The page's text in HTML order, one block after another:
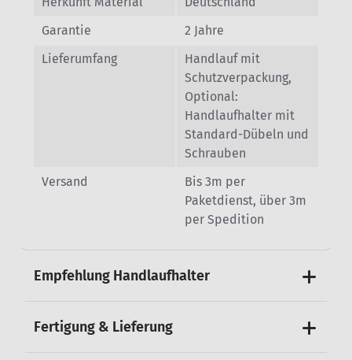
Garantie
2 Jahre
Lieferumfang
Handlauf mit
Schutzverpackung,
Optional:
Handlaufhalter mit
Standard-Dübeln und
Schrauben
Versand
Bis 3m per
Paketdienst, über 3m
per Spedition
Empfehlung Handlaufhalter
Fertigung & Lieferung